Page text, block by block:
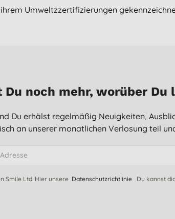
Umweltzzertifizierungen
Du noch mehr, worüber Du
Du erhälst regelmäßig Neuigkeiten,
an unserer monatlichen Verlosung teil
Smile Ltd. Hier unsere DatenschutzrichtlinieDu kannst